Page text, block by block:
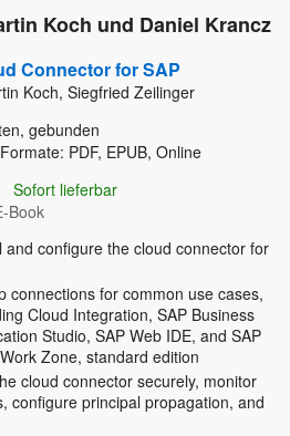
Koch und Daniel Krancz
Connector for SAP
Koch, Siegfried Zeilinger
gebunden
PDF, EPUB, Online
Sofort lieferbar
Book
and configure the cloud connector for
connections for common use cases,
Cloud Integration, SAP Business
Studio, SAP Web IDE, and SAP
Zone, standard edition
cloud connector securely, monitor
configure principal propagation, and